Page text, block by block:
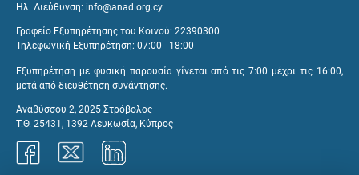
Ηλ. Διεύθυνση: info@anad.org.cy
Γραφείο Εξυπηρέτησης του Κοινού: 22390300
Τηλεφωνική Εξυπηρέτηση: 07:00 - 18:00
Εξυπηρέτηση με φυσική παρουσία γίνεται από τις 7:00 μέχρι τις 16:00,
μετά από διευθέτηση συνάντησης.
Αναβύσσου 2, 2025 Στρόβολος
Τ.Θ. 25431, 1392 Λευκωσία, Κύπρος